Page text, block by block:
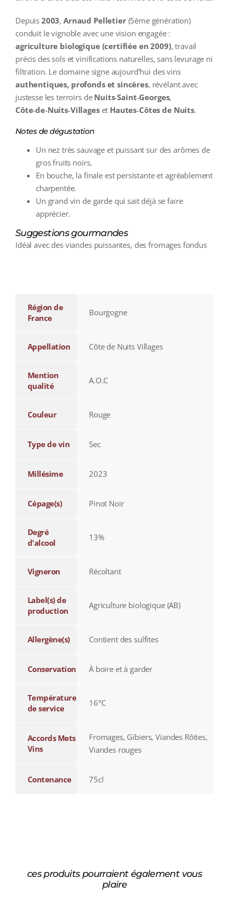
Depuis 2003,Arnaud Pelletier(5ème génération)
conduit le vignoble avec une vision engagée :
agriculture biologique (certifiée en 2009), travail
précis des sols et vinifications naturelles, sans levurage ni
filtration. Le domaine signe aujourd’hui des vins
authentiques, profonds et sincères, révélant avec
justesse les terroirs de Nuits‑Saint‑Georges,
Côte‑de‑Nuits‑Villageset Hautes‑Côtes de Nuits.
Notes de dégustation
Un nez très sauvage et puissant sur des arômes de
gros fruits noirs.
En bouche, la finale est persistante et agréablement
charpentée.
Un grand vin de garde qui sait déjà se faire
apprécier.
Suggestions gourmandes
Idéal avec des viandes puissantes, des fromages fondus
Région de
France
Bourgogne
Appellation Côte de Nuits Villages
Mention
qualité
A.O.C
Couleur Rouge
Type de vin Sec
Millésime 2023
Cépage(s) Pinot Noir
Degré
d'alcool
13%
Vigneron Récoltant
Label(s) de
production
Agriculture biologique (AB)
Allergène(s) Contient des sulfites
Conservation À boire et à garder
Température
de service
16°C
Accords Mets
Vins
Fromages, Gibiers, Viandes Rôties,
Viandes rouges
Contenance 75cl
ces produits pourraient également vous
plaire